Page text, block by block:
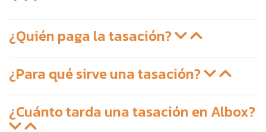
¿Quién paga la tasación?
¿Para qué sirve una tasación?
¿Cuánto tarda una tasación en Albox?